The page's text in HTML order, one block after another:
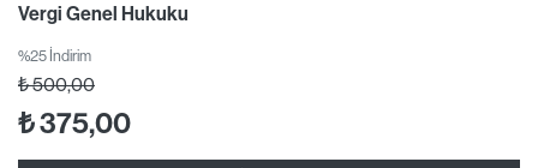
Vergi Genel Hukuku
%25 İndirim
₺500,00
₺375,00